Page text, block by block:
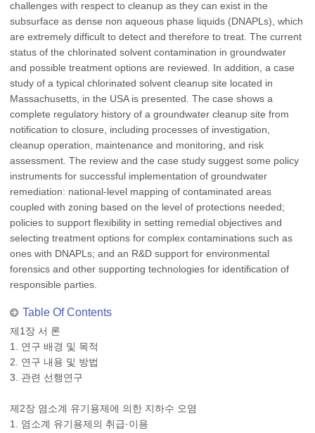
challenges with respect to cleanup as they can exist in the
subsurface as dense non aqueous phase liquids (DNAPLs), which
are extremely difficult to detect and therefore to treat. The current
status of the chlorinated solvent contamination in groundwater
and possible treatment options are reviewed. In addition, a case
study of a typical chlorinated solvent cleanup site located in
Massachusetts, in the USA is presented. The case shows a
complete regulatory history of a groundwater cleanup site from
notification to closure, including processes of investigation,
cleanup operation, maintenance and monitoring, and risk
assessment. The review and the case study suggest some policy
instruments for successful implementation of groundwater
remediation: national-level mapping of contaminated areas
coupled with zoning based on the level of protections needed;
policies to support flexibility in setting remedial objectives and
selecting treatment options for complex contaminations such as
ones with DNAPLs; and an R&D support for environmental
forensics and other supporting technologies for identification of
responsible parties.
Table Of Contents
제1장 서 론
1. 연구 배경 및 목적
2. 연구 내용 및 방법
3. 관련 선행연구
제2장 염소계 유기용제에 의한 지하수 오염
1. 염소계 유기용제의 취급·이용